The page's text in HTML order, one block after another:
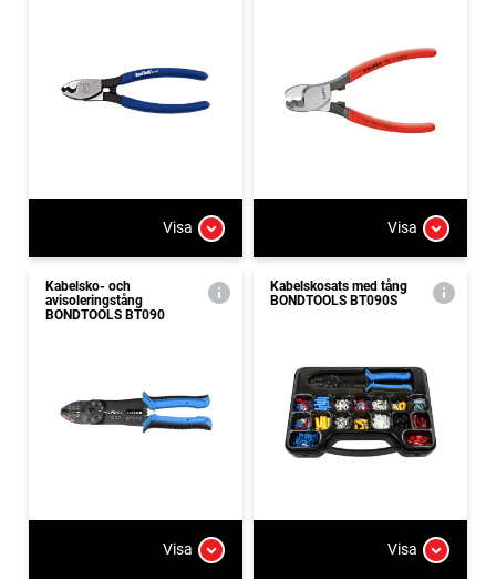
Visa Visa
Kabelsko- och
avisoleringstång
BONDTOOLS BT090
Visa
Kabelskosats med tång
BONDTOOLS BT090S
Visa